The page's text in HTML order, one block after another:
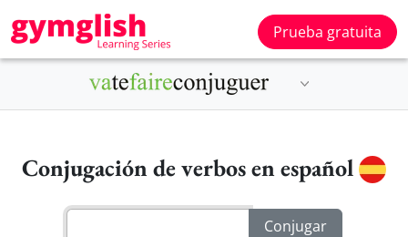
Prueba gratuita
Conjugación de verbos en español